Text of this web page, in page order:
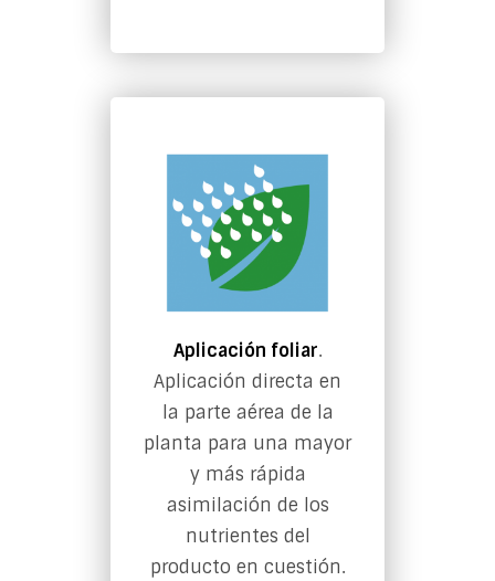
Aplicación foliar.
Aplicación directa en
la parte aérea de la
planta para una mayor
y más rápida
asimilación de los
nutrientes del
producto en cuestión.